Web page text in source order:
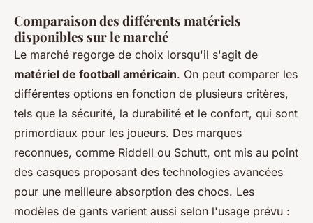
Comparaison des différents matériels
disponibles sur le marché
Le marché regorge de choix lorsqu'il s'agit de
matériel de football américain. On peut comparer les
différentes options en fonction de plusieurs critères,
tels que la sécurité, la durabilité et le confort, qui sont
primordiaux pour les joueurs. Des marques
reconnues, comme Riddell ou Schutt, ont mis au point
des casques proposant des technologies avancées
pour une meilleure absorption des chocs. Les
modèles de gants varient aussi selon l'usage prévu :